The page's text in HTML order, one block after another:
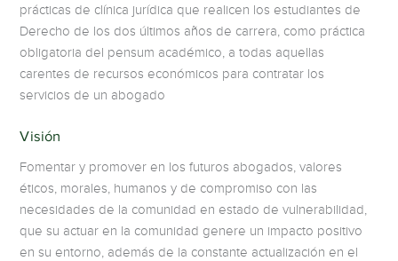
prácticas de clínica jurídica que realicen los estudiantes de
Derecho de los dos últimos años de carrera, como práctica
obligatoria del pensum académico, a todas aquellas
carentes de recursos económicos para contratar los
servicios de un abogado
Visión
Fomentar y promover en los futuros abogados, valores
éticos, morales, humanos y de compromiso con las
necesidades de la comunidad en estado de vulnerabilidad,
que su actuar en la comunidad genere un impacto positivo
en su entorno, además de la constante actualización en el